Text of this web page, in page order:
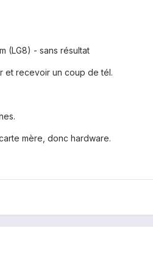
(LG8) - sans résultat
et recevoir un coup de tél.
mère, donc hardware.